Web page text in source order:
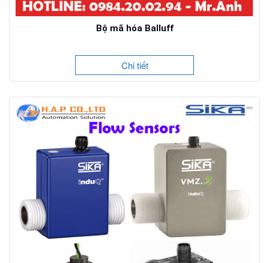
Bộ mã hóa Balluff
Chi tiết